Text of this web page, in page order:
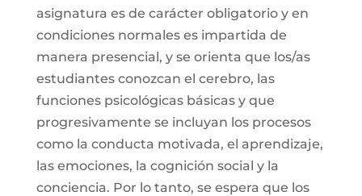
asignatura es de carácter obligatorio y en
condiciones normales es impartida de
manera presencial, y se orienta que los/as
estudiantes conozcan el cerebro, las
funciones psicológicas básicas y que
progresivamente se incluyan los procesos
como la conducta motivada, el aprendizaje,
las emociones, la cognición social y la
conciencia. Por lo tanto, se espera que los